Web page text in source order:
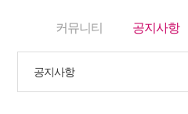
커뮤니티 공지사항
공지사항